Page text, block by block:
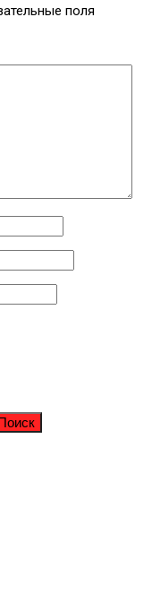
поля